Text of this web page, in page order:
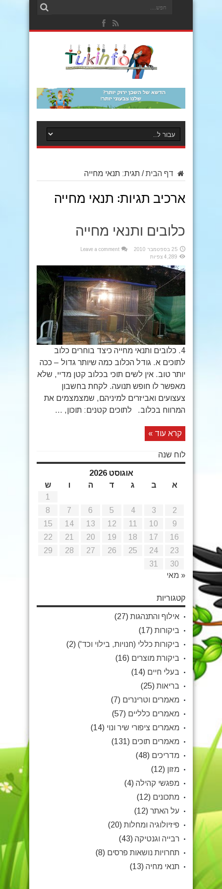
דף הבית / תגית: תנאי מחייה
ארכיב תגיות: תנאי מחייה
כלובים ותנאי מחייה
25 בספטמבר 2010
Leave a comment
4,289 צפיות
4. כלובים ותנאי מחייה כיצד בוחרים כלוב
לתוכים א. גודל הכלוב כמה שיותר גדול – ככה
יותר טוב. אין לשים תוכי בכלוב קטן מדיי, שלא
מאפשר לו חופש תנועה. לקחת בחשבון
צעצועים ואביזרים למיניהם, שמצמצמים את
המרווח בכלוב. לתוכים קטנים: תוכון, ...
קרא עוד »
לוח שנה
אוגוסט 2026
א
ב ג ד ה ו
ש
1
2
3
4
5
6
7
8
9
10
11
12
13
14
15
16
17
18
19
20
21
22
23
24
25
26
27
28
29
30
31
« מאי
קטגוריות
אילוף והתנהגות (27)
ביקורות (17)
ביקורות כללי (חנויות, בילוי וכד') (2)
ביקורת מוצרים (16)
בעלי חיים (14)
בריאות (25)
מאמרים וטרינרים (7)
מאמרים כלליים (57)
מאמרים ציפורי שיר ונוי (14)
מאמרים תוכים (131)
מדריכים (48)
מזון (12)
מפגשי קהילה (4)
מתכונים (12)
על האתר (12)
פיזיולוגיה ומחלות (20)
רבייה וגנטיקה (43)
תחרויות נושאות פרסים (8)
תנאי מחיה (13)